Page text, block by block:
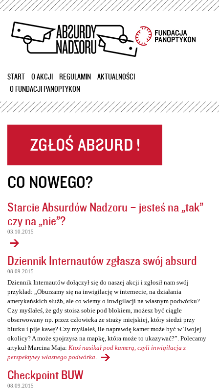
Przejdź
treści
START O AKCJI REGULAMIN
AKTUALNOŚCI
O FUNDACJI PANOPTYKON
CO NOWEGO?
Starcie Absurdów Nadzoru – jesteś na „tak”
czy na „nie”?
03.10.2015
Dziennik Internautów zgłasza swój absurd
08.09.2015
Dziennik Internautów dołączył się do naszej akcji i zgłosił nam swój
przykład: „Oburzamy się na inwigilację w internecie, na działania
amerykańskich służb, ale co wiemy o inwigilacji na własnym podwórku?
Czy myślałeś, że gdy stoisz sobie pod blokiem, możesz być ciągle
obserwowany np. przez człowieka ze straży miejskiej, który siedzi przy
biurku i pije kawę? Czy myślałeś, ile naprawdę kamer może być w Twojej
okolicy? A może spojrzysz na mapkę, która może to ukazywać?”. Polecamy
artykuł Marcina Maja: Ktoś nasikał pod kamerą, czyli inwigilacja z
perspektywy własnego podwórka
Checkpoint BUW
08.09.2015